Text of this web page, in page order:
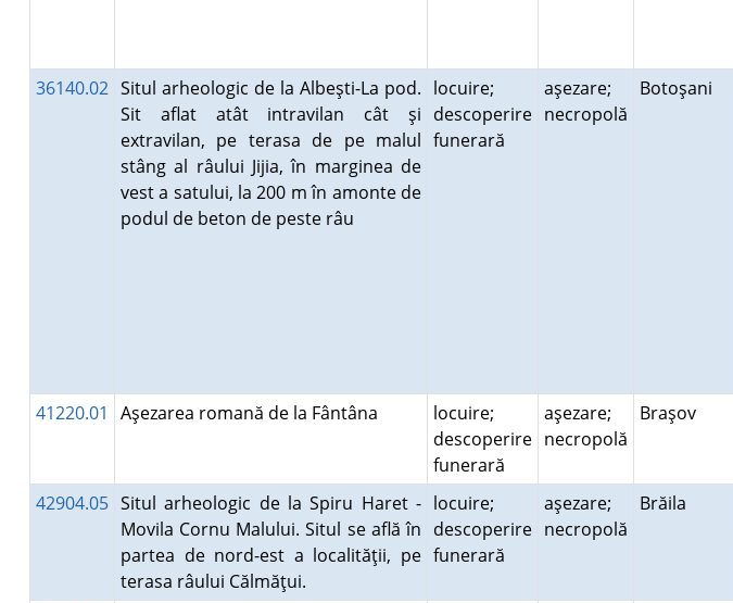
36140.02 Situl arheologic de la Albeşti-La pod.
Sit aflat atât intravilan cât şi
extravilan, pe terasa de pe malul
stâng al râului Jijia, în marginea de
vest a satului, la 200 m în amonte de
podul de beton de peste râu
locuire;
descoperire
funerară
aşezare;
necropolă
Botoşani
41220.01 Aşezarea romană de la Fântâna
locuire;
descoperire
funerară
aşezare;
necropolă
Braşov
42904.05 Situl arheologic de la Spiru Haret -
Movila Cornu Malului. Situl se află în
partea de nord-est a localităţii, pe
terasa râului Călmăţui.
locuire;
descoperire
funerară
aşezare;
necropolă
Brăila